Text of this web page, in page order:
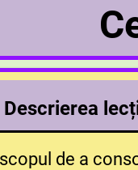
Descrierea
de a